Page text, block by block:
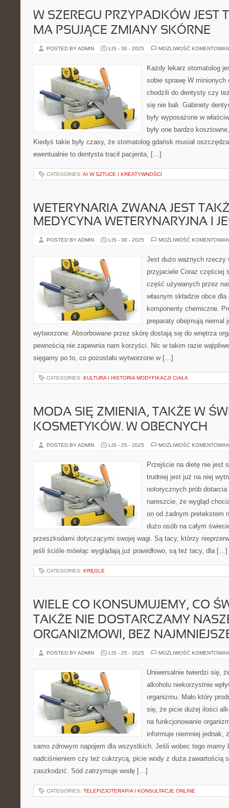
W SZEREGU PRZYPADKÓW JEST
MA PSUJĄCE ZMIANY SKÓRNE
POSTED BY ADMIN LIS - 30 - 2025 MOŻLIWOŚĆ
Każdy lekarz stomatolog
sobie sprawę W
chodzili do dentysty czy
się nie bali. Gabinety
były wyposażone w
były one bardzo
Kiedyś takie były czasy, że stomatolog gdańsk musiał
ewentualnie to dentysta tracił pacjenta, […]
CATEGORIES: AI W SZTUCE I KREATYWNOŚCI
WETERYNARIA ZWANA JEST
MEDYCYNA WETERYNARYJNA I
POSTED BY ADMIN LIS - 30 - 2025 MOŻLIWOŚĆ
Jest dużo ważnych rzeczy
przyjaciele Coraz częściej
część używanych przez
własnym składzie obce
komponenty chemiczne.
preparaty obejmują niemal
wytworzone. Absorbowane przez skórę dostają się do wnętrza
pewnością nie zapewnia nam korzyści. Nic w takim razie
sięgamy po to, co pozostało wytworzone w […]
CATEGORIES: KULTURA I HISTORIA MODYFIKACJI CIAŁA
MODA SIĘ ZMIENIA, TAKŻE W
KOSMETYKÓW. W OBECNYCH
POSTED BY ADMIN LIS - 25 - 2025 MOŻLIWOŚĆ
Przejście na dietę nie jest
trudniej jest już na niej
notorycznych prób
nareszcie, że wygląd
on od żadnym pretekstem
dużo osób na całym
przeszkodami dotyczącymi swojej wagi. Są tacy, którzy
jeśli ściśle mówiąc wyglądają już prawidłowo, są też tacy, dla […]
CATEGORIES: KRĘGLE
WIELE CO KONSUMUJEMY, CO
TAKŻE NIE DOSTARCZAMY
ORGANIZMOWI, BEZ
POSTED BY ADMIN LIS - 25 - 2025 MOŻLIWOŚĆ
Uniwersalnie twierdzi się,
alkoholu niekorzystnie
organizmu. Mało który
się, że picie dużej ilości
na funkcjonowanie
informuje niemniej jednak,
samo zdrowym napojem dla wszystkich. Jeśli wobec tego mamy
nadciśnieniem czy też cukrzycą, picie wody z duża zawartością
zaszkodzić. Sód zatrzymuje wodę […]
CATEGORIES: TELEFIZJOTERAPIA I KONSULTACJE ONLINE